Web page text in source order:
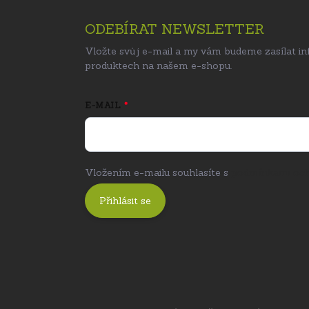
ODEBÍRAT NEWSLETTER
Vložte svůj e-mail a my vám budeme zasílat
produktech na našem e-shopu.
E-MAIL
Vložením e-mailu souhlasíte s
Přihlásit se